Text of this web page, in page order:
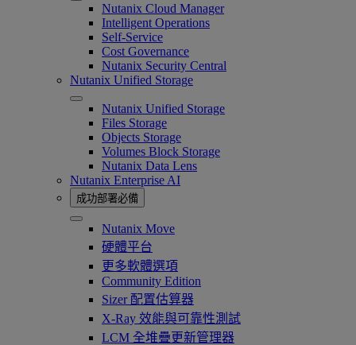
Nutanix Cloud Manager
Intelligent Operations
Self-Service
Cost Governance
Nutanix Security Central
Nutanix Unified Storage
Nutanix Unified Storage
Files Storage
Objects Storage
Volumes Block Storage
Nutanix Data Lens
Nutanix Enterprise AI
成功部署必備
Nutanix Move
硬體平台
更多軟體選項
Community Edition
Sizer 配置估算器
X-Ray 效能與可靠性測試
LCM 全堆疊更新管理器